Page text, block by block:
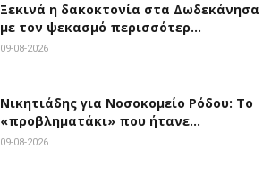
Ξεκινά η δακοκτονία στα Δωδεκάνησα
με τον ψεκασμό περισσότερ…
09-08-2026
Νικητιάδης για Νοσοκομείο Ρόδου: Το
«προβληματάκι» που ήτανε…
09-08-2026